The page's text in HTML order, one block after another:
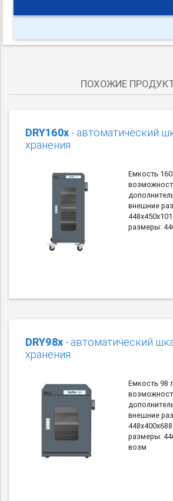
ПОХОЖИЕ
DRY160x- автоматический
хранения
Емкость
внешние
размеры:
DRY98x- автоматический
хранения
Емкость 98
внешние
размеры:
возм